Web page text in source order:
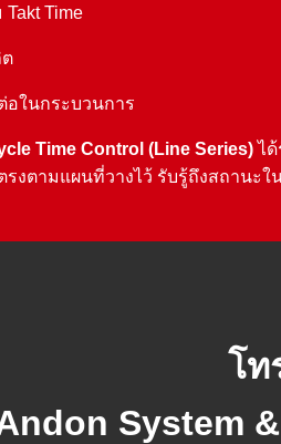
Time
อในกระบวนการ
Time Control (Line Series)ไ
งตามแผนที่วางไว้ รับรู้ถึงสถานะใ
โท
System